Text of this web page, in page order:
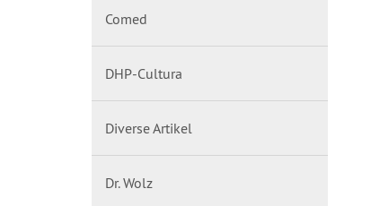
Comed
DHP-Cultura
Diverse Artikel
Dr. Wolz